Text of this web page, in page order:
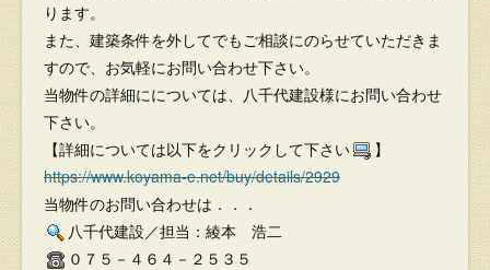
ります。
また、建築条件を外してでもご相談にのらせていただきま
すので、お気軽にお問い合わせ下さい。
当物件の詳細にについては、八千代建設様にお問い合わせ
下さい。
【詳細については以下をクリックして下さい
】
https://www.koyama-e.net/buy/details/2929
当物件のお問い合わせは．．．
八千代建設／担当：綾本 浩二
０７５－４６４－２５３５